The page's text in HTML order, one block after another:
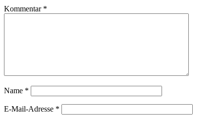
Kommentar *
Name *
E-Mail-Adresse *